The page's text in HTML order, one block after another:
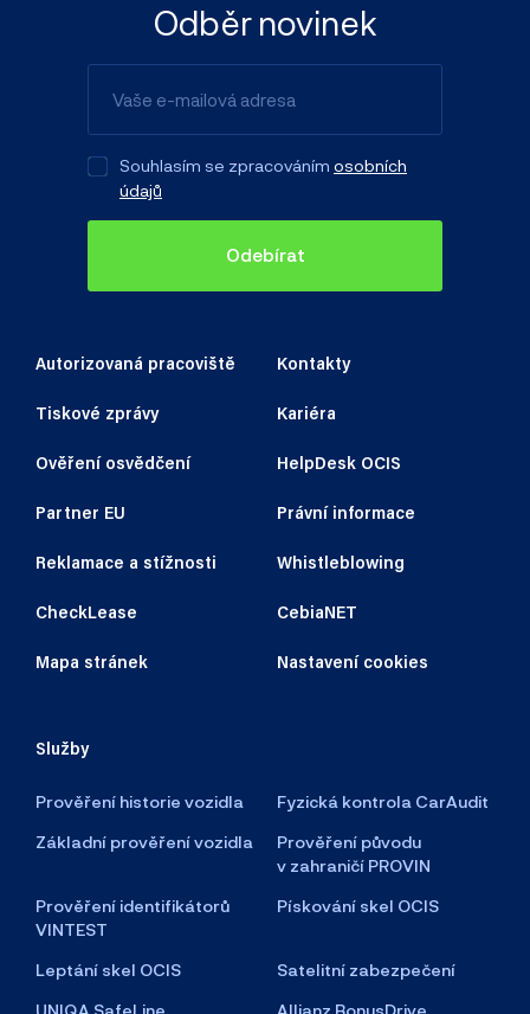
Autorizovaná pracoviště Kontakty
Tiskové zprávy Kariéra
Ověření osvědčení HelpDesk OCIS
Partner EU Právní informace
Reklamace a stížnosti Whistleblowing
CheckLease CebiaNET
Mapa stránek Nastavení cookies
Služby
Prověření historie vozidla
Fyzická kontrola CarAudit
Základní prověření vozidla
Prověření původu
v zahraničí PROVIN
Prověření identifikátorů
VINTEST
Pískování skel OCIS
Leptání skel OCIS
Satelitní zabezpečení
UNIQA SafeLine
Allianz BonusDrive
Odběr novinek
Souhlasím se zpracováním osobních
údajů
Odebírat